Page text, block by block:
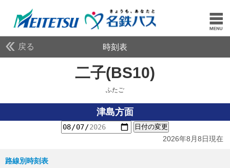
戻る 時刻表
二子(BS10)
ふたご
津島方面
日付の変更
2026年8月8日現在
路線別時刻表